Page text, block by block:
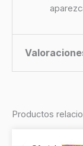
Productos